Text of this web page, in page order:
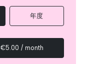
年度
€5.00 / month